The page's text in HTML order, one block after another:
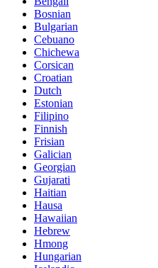
Bosnian
Bulgarian
Cebuano
Chichewa
Corsican
Croatian
Dutch
Estonian
Filipino
Finnish
Frisian
Galician
Georgian
Gujarati
Haitian
Hausa
Hawaiian
Hebrew
Hmong
Hungarian